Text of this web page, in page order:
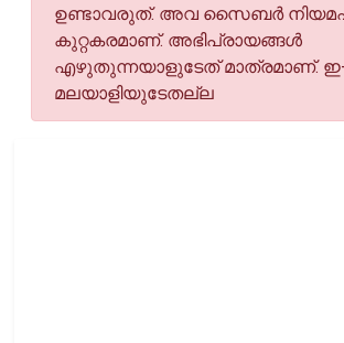
ഉണ്ടാവരുത്. അവ സൈബര്‍
കുറ്റകരമാണ്. അഭിപ്രായങ്ങള്‍
എഴുതുന്നയാളുടേത് മാത്രമാണ്.
മലയാളിയുടേതല്ല